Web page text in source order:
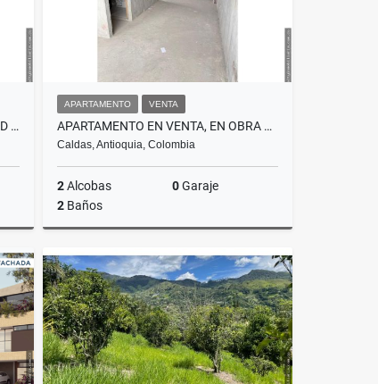
LOTE CON PRECIO DE OPORTUNIDAD EN SOPETRAN
APARTAMENTO VENTA
APARTAMENTO EN VENTA, EN OBRA GRIS, CALDAS, ANTIOQUIA
Caldas, Antioquia, Colombia
2Alcobas 0Garaje
2Baños
Venta
$210.000.000